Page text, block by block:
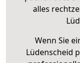
alles
Wenn Sie
Lüdenscheid